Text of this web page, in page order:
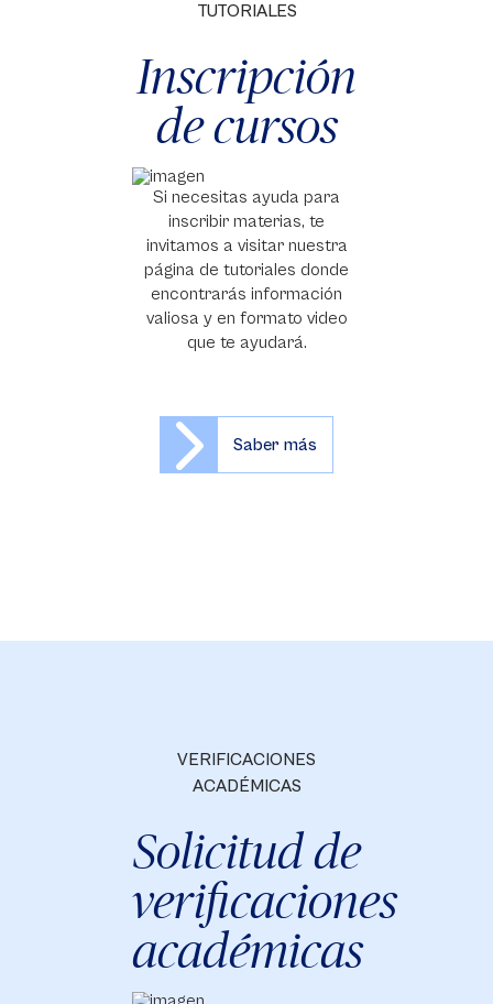
TUTORIALES
Inscripción
de cursos
Si necesitas ayuda para
inscribir materias, te
invitamos a visitar nuestra
página de tutoriales donde
encontrarás información
valiosa y en formato video
que te ayudará.
Saber más
VERIFICACIONES
ACADÉMICAS
Solicitud de
verificaciones
académicas